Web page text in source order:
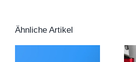
Ähnliche Artikel